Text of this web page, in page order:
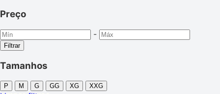
Preço
-
Filtrar
Tamanhos
P M G GG XG XXG